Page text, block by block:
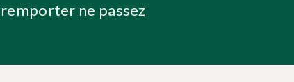
ne passez